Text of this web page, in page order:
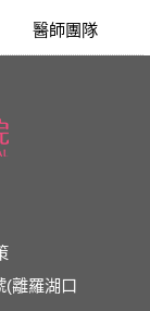
醫師團隊
(離羅湖口